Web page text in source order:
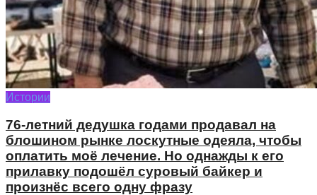
Истории
76-летний дедушка годами продавал на
блошином рынке лоскутные одеяла, чтобы
оплатить моё лечение. Но однажды к его
прилавку подошёл суровый байкер и
произнёс всего одну фразу